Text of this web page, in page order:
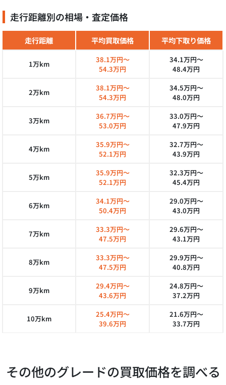
走行距離別の相場・査定価格
走行距離 平均買取価格 平均下取り価格
1万km
38.1万円～
54.3万円
34.1万円～
48.4万円
2万km
38.1万円～
54.3万円
34.5万円～
48.0万円
3万km
36.7万円～
53.0万円
33.0万円～
47.9万円
4万km
35.9万円～
52.1万円
32.7万円～
43.9万円
5万km
35.9万円～
52.1万円
32.3万円～
45.4万円
6万km
34.1万円～
50.4万円
29.0万円～
43.0万円
7万km
33.3万円～
47.5万円
29.6万円～
43.1万円
8万km
33.3万円～
47.5万円
29.9万円～
40.8万円
9万km
29.4万円～
43.6万円
24.8万円～
37.2万円
10万km
25.4万円～
39.6万円
21.6万円～
33.7万円
その他のグレードの買取価格を調べる